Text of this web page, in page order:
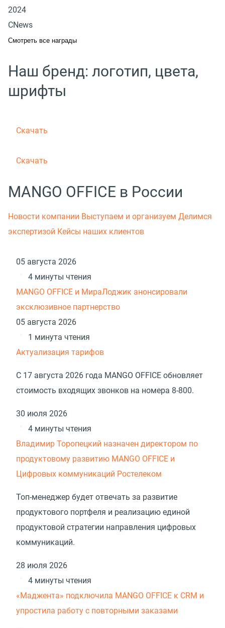
2024
CNews
Смотреть все награды
Наш бренд: логотип, цвета,
шрифты
Скачать
Скачать
MANGO OFFICE в России
Новости компании Выступаем и организуем Делимся
экспертизой Кейсы наших клиентов
05 августа 2026
4 минуты чтения
MANGO OFFICE и МираЛоджик анонсировали
эксклюзивное партнерство
05 августа 2026
1 минута чтения
Актуализация тарифов
С 17 августа 2026 года MANGO OFFICE обновляет
стоимость входящих звонков на номера 8-800.
30 июля 2026
4 минуты чтения
Владимир Торопецкий назначен директором по
продуктовому развитию MANGO OFFICE и
Цифровых коммуникаций Ростелеком
Топ-менеджер будет отвечать за развитие
продуктового портфеля и реализацию единой
продуктовой стратегии направления цифровых
коммуникаций.
28 июля 2026
4 минуты чтения
«Маджента» подключила MANGO OFFICE к CRM и
упростила работу с повторными заказами